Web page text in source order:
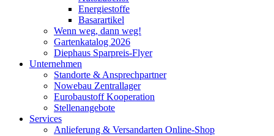
Energiestoffe
Basarartikel
Wenn weg, dann weg!
Gartenkatalog 2026
Diephaus Sparpreis-Flyer
Unternehmen
Standorte & Ansprechpartner
Nowebau Zentrallager
Eurobaustoff Kooperation
Stellenangebote
Services
Anlieferung & Versandarten Online-Shop